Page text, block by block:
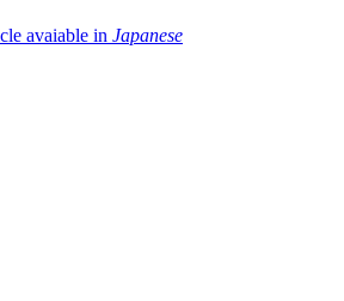
avaiable in Japanese